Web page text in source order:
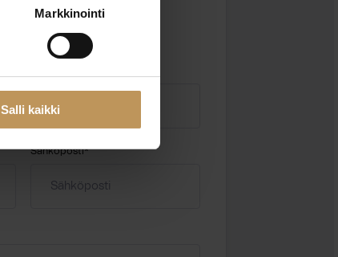
Markkinointi
Salli kaikki
Sähköposti*